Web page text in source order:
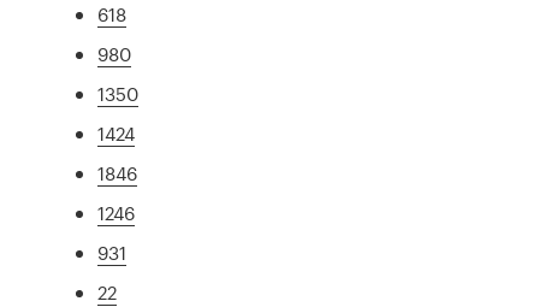
618
980
1350
1424
1846
1246
931
22